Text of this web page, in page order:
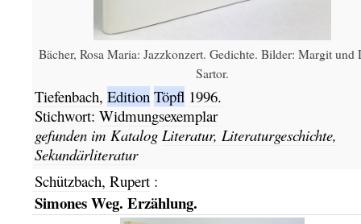
Bächer, Rosa Maria: Jazzkonzert. Gedichte. Bilder: Margit und
Sartor.
Tiefenbach, Edition Töpfl 1996.
Stichwort: Widmungsexemplar
gefunden im Katalog Literatur, Literaturgeschichte,
Sekundärliteratur
Schützbach, Rupert:
Simones Weg. Erzählung.